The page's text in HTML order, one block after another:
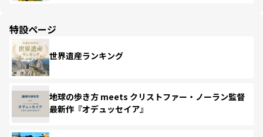
特設ページ
世界遺産ランキング
地球の歩き方 meets クリストファー・ノーラン監督
最新作『オデュッセイア』